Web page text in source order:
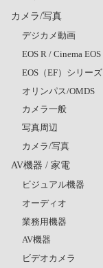
カメラ/写真
デジカメ動画
EOS R / Cinema EOS
EOS（EF）シリーズ
オリンパス/OMDS
カメラ一般
写真周辺
カメラ/写真
AV機器 / 家電
ビジュアル機器
オーディオ
業務用機器
AV機器
ビデオカメラ